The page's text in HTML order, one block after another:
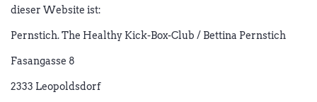
dieser Website ist:
Pernstich. The Healthy Kick-Box-Club / Bettina Pernstich
Fasangasse 8
2333 Leopoldsdorf